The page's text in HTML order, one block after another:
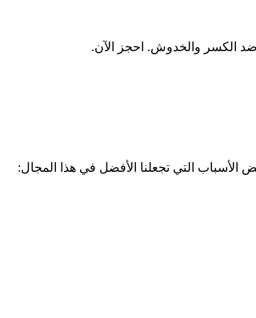
الأسباب التي تجعلنا الأفضل في هذا المجال: